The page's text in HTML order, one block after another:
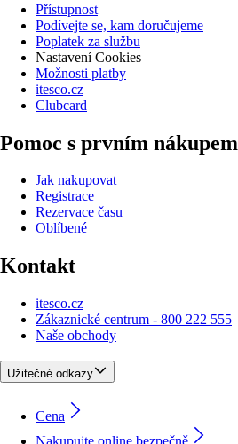
Přístupnost
Podívejte se, kam doručujeme
Poplatek za službu
Nastavení Cookies
Možnosti platby
itesco.cz
Clubcard
Pomoc s prvním nákupem
Jak nakupovat
Registrace
Rezervace času
Oblíbené
Kontakt
itesco.cz
Zákaznické centrum - 800 222 555
Naše obchody
Užitečné odkazy
Cena
Nakupujte online bezpečně